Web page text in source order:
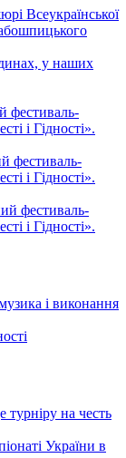
Всеукраїнської
у наших
фестиваль-
і Гідності».
фестиваль-
і Гідності».
фестиваль-
і Гідності».
і виконання
турніру на честь
України в